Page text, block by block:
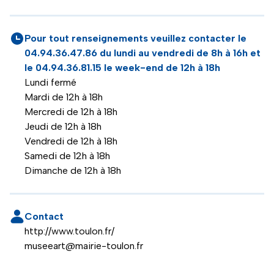
Pour tout renseignements veuillez contacter le
04.94.36.47.86 du lundi au vendredi de 8h à 16h et
le 04.94.36.81.15 le week-end de 12h à 18h
Lundi fermé
Mardi de 12h à 18h
Mercredi de 12h à 18h
Jeudi de 12h à 18h
Vendredi de 12h à 18h
Samedi de 12h à 18h
Dimanche de 12h à 18h
Contact
http://www.toulon.fr/
museeart@mairie-toulon.fr